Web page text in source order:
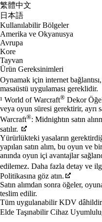
繁體中文
日本語
Kullanılabilir Bölgeler
Amerika ve Okyanusya
Avrupa
Kore
Tayvan
Ürün Gereksinimleri
Oynamak için internet
masaüstü uygulaması gereklidir.
¹ World of Warcraft® Dekor
veya oyun süresi gerektirir, ayrı
Warcraft®: Midnightın satın
satılır.
Yürürlükteki yasaların
yapılan satın alım, bu oyun ve
anında oyun içi avantajlar
edilemez. Daha fazla detay ve
Politikasına göz atın.
Satın alımdan sonra öğeler,
teslim edilir.
Tüm uygulanabilir KDV
Elde Taşınabilir Cihaz